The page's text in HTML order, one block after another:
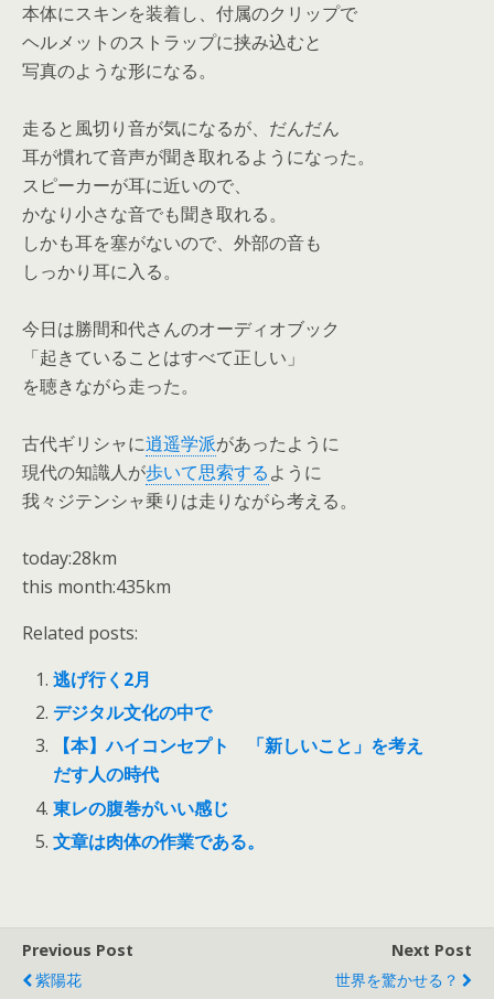
本体にスキンを装着し、付属のクリップで
ヘルメットのストラップに挟み込むと
写真のような形になる。
走ると風切り音が気になるが、だんだん
耳が慣れて音声が聞き取れるようになった。
スピーカーが耳に近いので、
かなり小さな音でも聞き取れる。
しかも耳を塞がないので、外部の音も
しっかり耳に入る。
今日は勝間和代さんのオーディオブック
「起きていることはすべて正しい」
を聴きながら走った。
古代ギリシャに逍遥学派があったように
現代の知識人が歩いて思索するように
我々ジテンシャ乗りは走りながら考える。
today:28km
this month:435km
Related posts:
逃げ行く2月
デジタル文化の中で
【本】ハイコンセプト 「新しいこと」を考え
だす人の時代
東レの腹巻がいい感じ
文章は肉体の作業である。
Previous Post
紫陽花
Next Post
世界を驚かせる？